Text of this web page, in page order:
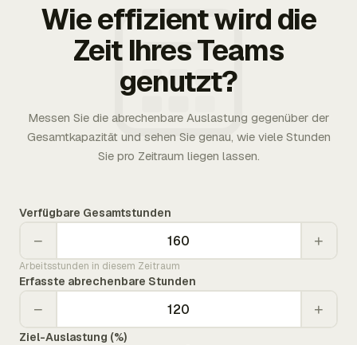
Wie effizient wird die
Zeit Ihres Teams
genutzt?
Messen Sie die abrechenbare Auslastung gegenüber der
Gesamtkapazität und sehen Sie genau, wie viele Stunden
Sie pro Zeitraum liegen lassen.
Verfügbare Gesamtstunden
− +
Arbeitsstunden in diesem Zeitraum
Erfasste abrechenbare Stunden
− +
Ziel-Auslastung (%)